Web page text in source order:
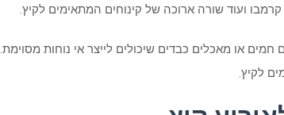
קרמבו ועוד שורה ארוכה של קינוחים המתאימים לקיץ.
או מאכלים כבדים שיכולים לייצר אי נוחות מסוימת.
לקיץ.